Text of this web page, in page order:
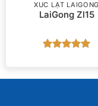
XÚC LẬT LAIGONG
LaiGong Zl15